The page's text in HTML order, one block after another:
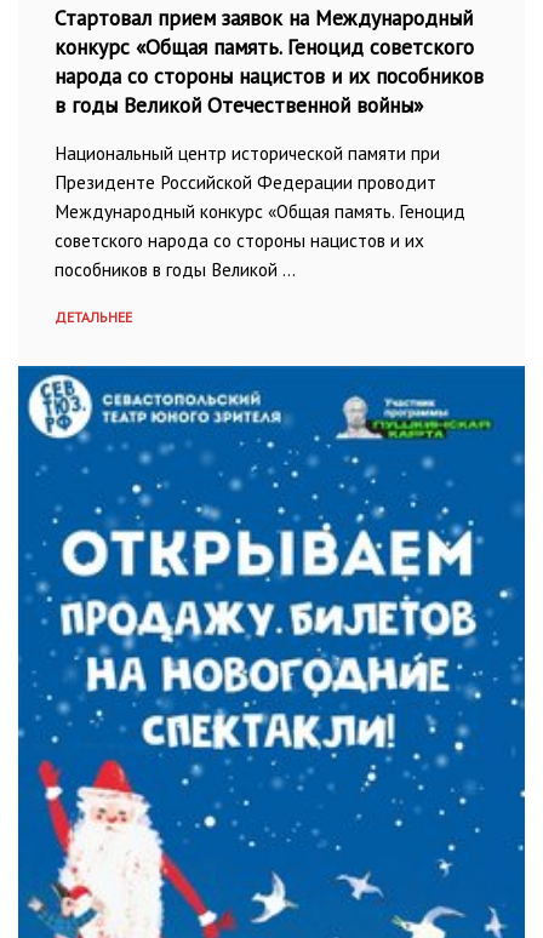
Стартовал прием заявок на Международный
конкурс «Общая память. Геноцид советского
народа со стороны нацистов и их пособников
в годы Великой Отечественной войны»
Национальный центр исторической памяти при
Президенте Российской Федерации проводит
Международный конкурс «Общая память. Геноцид
советского народа со стороны нацистов и их
пособников в годы Великой …
ДЕТАЛЬНЕЕ